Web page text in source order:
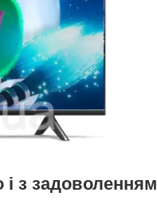
і з задоволенням